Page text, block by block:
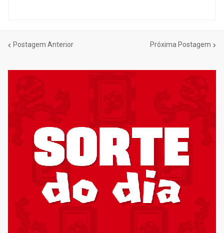
Postagem Anterior Próxima Postagem